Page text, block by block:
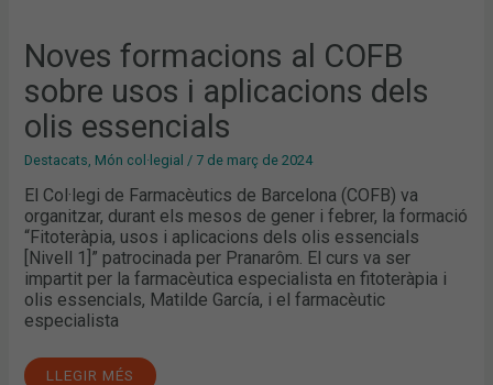
Noves formacions al COFB
sobre usos i aplicacions dels
olis essencials
Destacats, Món col·legial / 7 de març de 2024
El Col·legi de Farmacèutics de Barcelona (COFB) va
organitzar, durant els mesos de gener i febrer, la formació
“Fitoteràpia, usos i aplicacions dels olis essencials
[Nivell 1]” patrocinada per Pranarôm. El curs va ser
impartit per la farmacèutica especialista en fitoteràpia i
olis essencials, Matilde García, i el farmacèutic
especialista
LLEGIR MÉS